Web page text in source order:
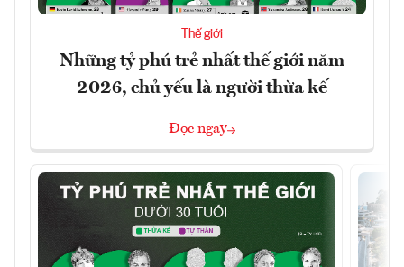
Thế giới
Những tỷ phú trẻ nhất thế giới năm
2026, chủ yếu là người thừa kế
Đọc ngay